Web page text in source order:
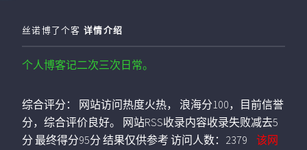
丝诺博了个客 详情介绍
个人博客记二次三次日常。
综合评分：
网站访问热度火热， 浪海分100，目前信誉
分，综合评价良好。 网站RSS收录内容收录失败减去5
分 最终得分95分 结果仅供参考 访问人数： 2379
该网